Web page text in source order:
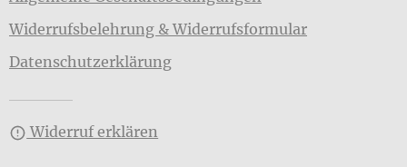
Widerrufsbelehrung & Widerrufsformular
Datenschutzerklärung
Widerruf erklären